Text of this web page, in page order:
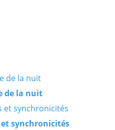
de la nuit
et synchronicités